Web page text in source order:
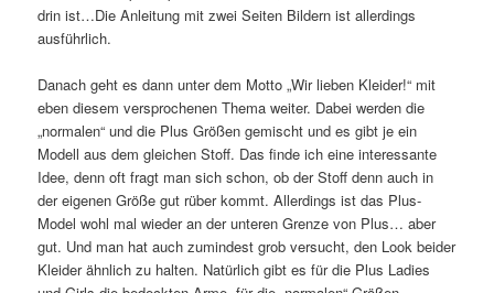
drin ist…Die Anleitung mit zwei Seiten Bildern ist allerdings
ausführlich.
Danach geht es dann unter dem Motto „Wir lieben Kleider!“ mit
eben diesem versprochenen Thema weiter. Dabei werden die
„normalen“ und die Plus Größen gemischt und es gibt je ein
Modell aus dem gleichen Stoff. Das finde ich eine interessante
Idee, denn oft fragt man sich schon, ob der Stoff denn auch in
der eigenen Größe gut rüber kommt. Allerdings ist das Plus-
Model wohl mal wieder an der unteren Grenze von Plus… aber
gut. Und man hat auch zumindest grob versucht, den Look beider
Kleider ähnlich zu halten. Natürlich gibt es für die Plus Ladies